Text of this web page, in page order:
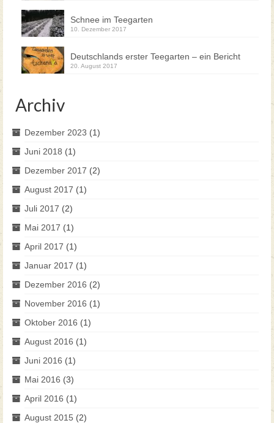
Schnee im Teegarten
10. Dezember 2017
Deutschlands erster Teegarten – ein Bericht
20. August 2017
Archiv
Dezember 2023 (1)
Juni 2018 (1)
Dezember 2017 (2)
August 2017 (1)
Juli 2017 (2)
Mai 2017 (1)
April 2017 (1)
Januar 2017 (1)
Dezember 2016 (2)
November 2016 (1)
Oktober 2016 (1)
August 2016 (1)
Juni 2016 (1)
Mai 2016 (3)
April 2016 (1)
August 2015 (2)